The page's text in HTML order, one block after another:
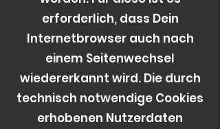
erforderlich, dass Dein
Internetbrowser auch nach
einem Seitenwechsel
wiedererkannt wird. Die durch
technisch notwendige Cookies
erhobenen Nutzerdaten